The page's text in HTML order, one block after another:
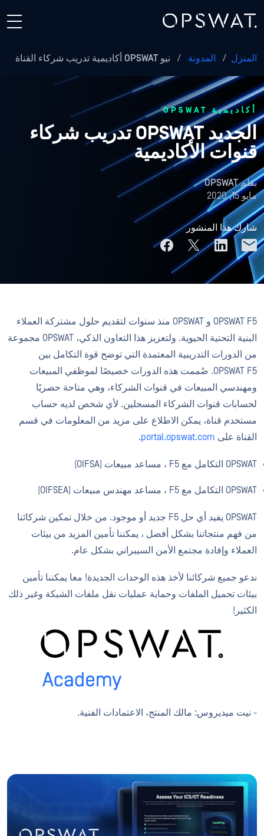
المنزل / المدونة / نيو OPSWAT أكاديمية تدريب شركاء القناة
أكاديمية OPSWAT
الجديد OPSWAT تدريب شركاء
قنوات الأكاديمية
بقلمOPSWAT
مايو 15, 2020
شارك هذا المنشور
OPSWAT F5 و OPSWAT منذ سنوات لتقديم حلول مشتركة العملاء
البنية التحتية الحيوية. ولتعزيز هذا التعاون الذكي، OPSWAT مجموعة
من الدورات التدريبية المعتمدة التي توضح قوة التكامل بين
OPSWAT F5. صُممت هذه الدورات خصيصًا لموظفي المبيعات
ومهندسي المبيعات في قنوات الشركاء، وهي متاحة حصريًا
لحسابات قنوات الشركاء المسجلين. لأي شخص لديه حساب
مستخدم قناة، يمكن الاطلاع على مزيد من المعلومات في قسم
القناة على portal.opswat.com
.
OPSWAT التكامل مع F5 ، مساعد مبيعات (OIFSA)
OPSWAT التكامل مع F5 ، مساعد مهندس مبيعات (OIFSEA)
OPSWAT يفيد أي حل F5 جديد أو موجود. من خلال تمكين شركائنا
من فهم منتجاتنا بشكل أفضل ، يمكننا تأمين المزيد من بيئات
العملاء وإفادة مجتمع الأمن السيبراني بشكل عام.
ندعو جميع شركائنا لأخذ هذه الوحدات الجديدة! معا يمكننا تأمين
بيئات تحميل الملفات وحماية عمليات نقل ملفات الشبكة وغير ذلك
الكثير!
- نيت ميديروس: مالك المنتج، الاعتمادات الفنية.